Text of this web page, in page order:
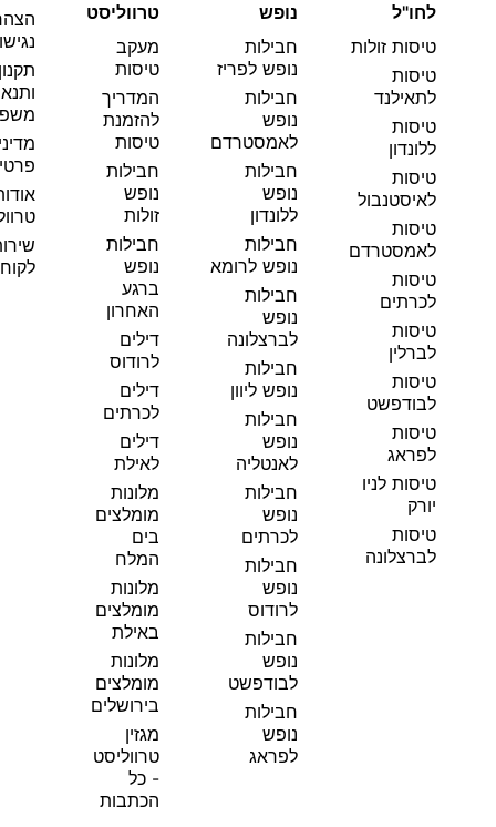
לחו"ל
טיסות זולות
טיסות
לתאילנד
טיסות
ללונדון
טיסות
לאיסטנבול
טיסות
לאמסטרדם
טיסות
לכרתים
טיסות
לברלין
טיסות
לבודפשט
טיסות
לפראג
טיסות לניו
יורק
טיסות
לברצלונה
נופש
חבילות
נופש לפריז
חבילות
נופש
לאמסטרדם
חבילות
נופש
ללונדון
חבילות
נופש לרומא
חבילות
נופש
לברצלונה
חבילות
נופש ליוון
חבילות
נופש
לאנטליה
חבילות
נופש
לכרתים
חבילות
נופש
לרודוס
חבילות
נופש
לבודפשט
חבילות
נופש
לפראג
טרווליסט
מעקב
טיסות
המדריך
להזמנת
טיסות
חבילות
נופש
זולות
חבילות
נופש
ברגע
האחרון
דילים
לרודוס
דילים
לכרתים
דילים
לאילת
מלונות
מומלצים
בים
המלח
מלונות
מומלצים
באילת
מלונות
מומלצים
בירושלים
מגזין
טרווליסט
- כל
הכתבות